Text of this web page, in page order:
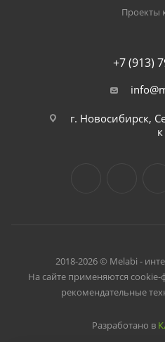
Проекты
+7 (913)
г. Новосибирск,
2018-2026 © Melabi -
На сайте применяются
рекомендательные
Разработано в